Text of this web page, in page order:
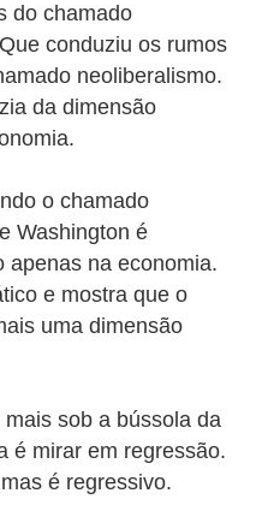
do chamado
conduziu os rumos
neoliberalismo.
da dimensão
o chamado
Washington é
apenas na economia.
e mostra que o
uma dimensão
sob a bússola da
é mirar em regressão.
é regressivo.